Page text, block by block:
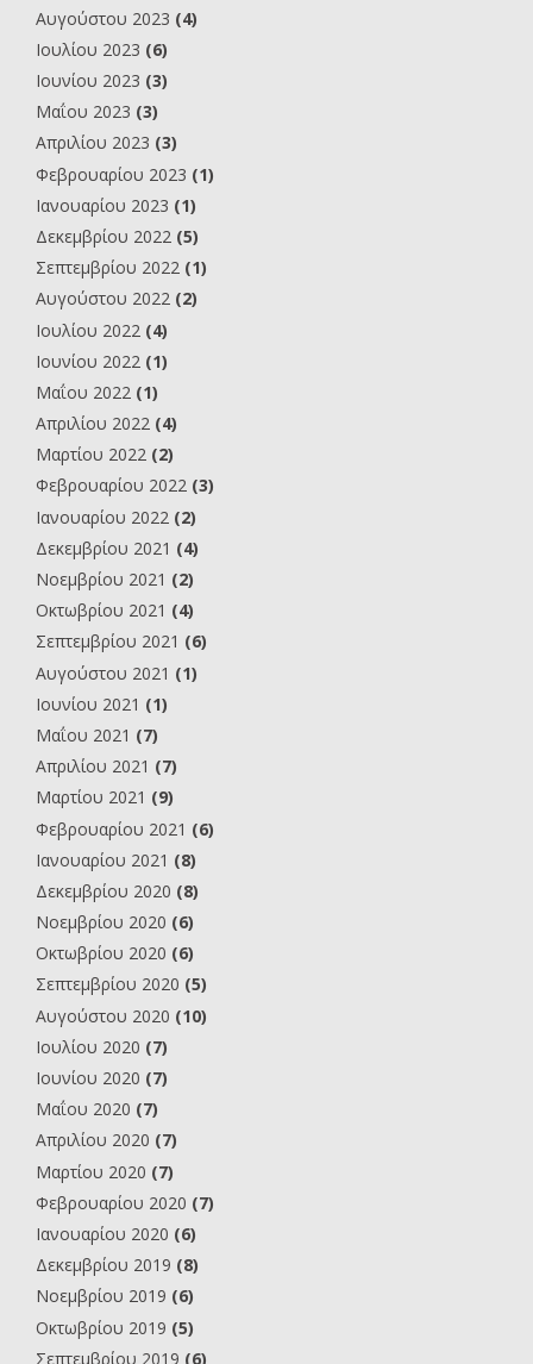
Αυγούστου 2023 (4)
Ιουλίου 2023 (6)
Ιουνίου 2023 (3)
Μαΐου 2023 (3)
Απριλίου 2023 (3)
Φεβρουαρίου 2023 (1)
Ιανουαρίου 2023 (1)
Δεκεμβρίου 2022 (5)
Σεπτεμβρίου 2022 (1)
Αυγούστου 2022 (2)
Ιουλίου 2022 (4)
Ιουνίου 2022 (1)
Μαΐου 2022 (1)
Απριλίου 2022 (4)
Μαρτίου 2022 (2)
Φεβρουαρίου 2022 (3)
Ιανουαρίου 2022 (2)
Δεκεμβρίου 2021 (4)
Νοεμβρίου 2021 (2)
Οκτωβρίου 2021 (4)
Σεπτεμβρίου 2021 (6)
Αυγούστου 2021 (1)
Ιουνίου 2021 (1)
Μαΐου 2021 (7)
Απριλίου 2021 (7)
Μαρτίου 2021 (9)
Φεβρουαρίου 2021 (6)
Ιανουαρίου 2021 (8)
Δεκεμβρίου 2020 (8)
Νοεμβρίου 2020 (6)
Οκτωβρίου 2020 (6)
Σεπτεμβρίου 2020 (5)
Αυγούστου 2020 (10)
Ιουλίου 2020 (7)
Ιουνίου 2020 (7)
Μαΐου 2020 (7)
Απριλίου 2020 (7)
Μαρτίου 2020 (7)
Φεβρουαρίου 2020 (7)
Ιανουαρίου 2020 (6)
Δεκεμβρίου 2019 (8)
Νοεμβρίου 2019 (6)
Οκτωβρίου 2019 (5)
Σεπτεμβρίου 2019 (6)